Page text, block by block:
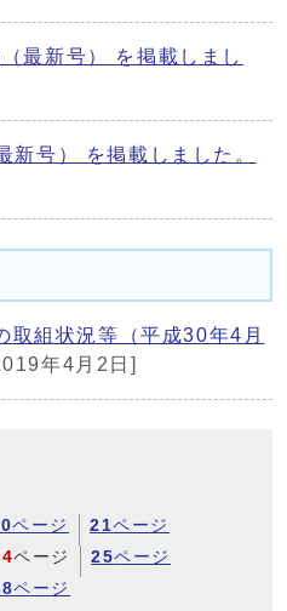
最新号） を掲載しまし
号） を掲載しました。
取組状況等（平成30年4月
年4月2日]
ページ 21ページ
ページ 25ページ
ページ